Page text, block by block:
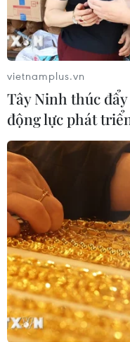
Tín hiệu tích cực
phục hồi kinh tế của
03/08/2026 07:22
Tổng thống Mỹ: Các
tiến hướng tới chấm
Iran
03/08/2026 06:24
Tổng thống Trump
điểm Mỹ nối lại
03/08/2026 00:50
Iran và Oman sắp
tuyến hàng hải mới
vietnamplus.vn
Tây Ninh thúc
động lực phát